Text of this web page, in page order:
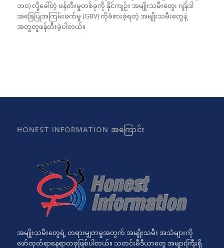
ဘဝ) လို့ခေါ်တဲ့ ဖန်တီးမှုတစ်ခုကို နိုင်ကျဉ်း အမျိုးသမီးတွေ၊ ဂျဲန်ဒါ
အခြေပြုအကြမ်းဖက်မှု (GBV) ကိုခံစားခဲ့ရတဲ့ အမျိုးသမီးတွေနဲ့
အတူတူဖန်တီးခဲ့ပါတယ်။
HONEST INFORMATION အကြောင်း
အမျိုးသမီးတွေရဲ့ တရားမျှတမှုအတွက် အမျိုးသမီး အသံများကို
ဖော်ထုတ်ရာနေရာတခုဖြစ်ပါတယ်။ သတင်းမီဒီယာတွေ အများကြီးရှိ